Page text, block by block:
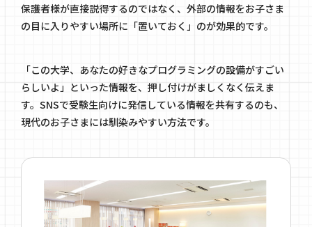
保護者様が直接説得するのではなく、外部の情報をお子さま
の目に入りやすい場所に「置いておく」のが効果的です。
「この大学、あなたの好きなプログラミングの設備がすごい
らしいよ」といった情報を、押し付けがましくなく伝えま
す。SNSで受験生向けに発信している情報を共有するのも、
現代のお子さまには馴染みやすい方法です。